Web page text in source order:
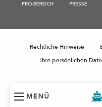
MENÜ
PRO-BEREICH PRESSE
Rechtliche Hinweise
Ihre persönlichen